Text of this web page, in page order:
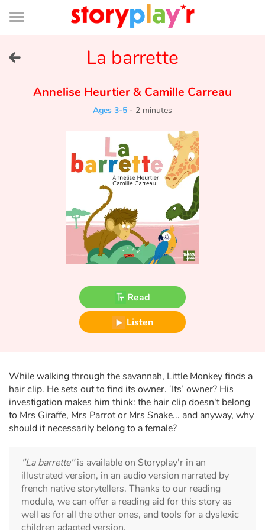
Connexion
Bibliothèque
de
page
Tales and classics in french
Princesses and princes, kings, queens and dragons
Ogres, monsters and witches
Ecology, nature, seasons
The animals
Travel, epic, investigation, adventure
Around the world
Learning
La barrette
Annelise Heurtier& Camille Carreau
Ages 3-5 - 2 minutes
Read
Listen
While walking through the savannah, Little Monkey finds a
hair clip. He sets out to find its owner. ‘Its’ owner? His
investigation makes him think: the hair clip doesn't belong
to Mrs Giraffe, Mrs Parrot or Mrs Snake... and anyway, why
should it necessarily belong to a female?
"La barrette"is available on Storyplay'r in an
illustrated version, in an audio version narrated by
french native storytellers. Thanks to our reading
module, we can offer a reading aid for this story as
well as for all the other ones, and tools for a dyslexic